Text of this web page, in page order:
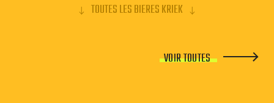
TOUTES LES BIERES KRIEK
VOIR TOUTES